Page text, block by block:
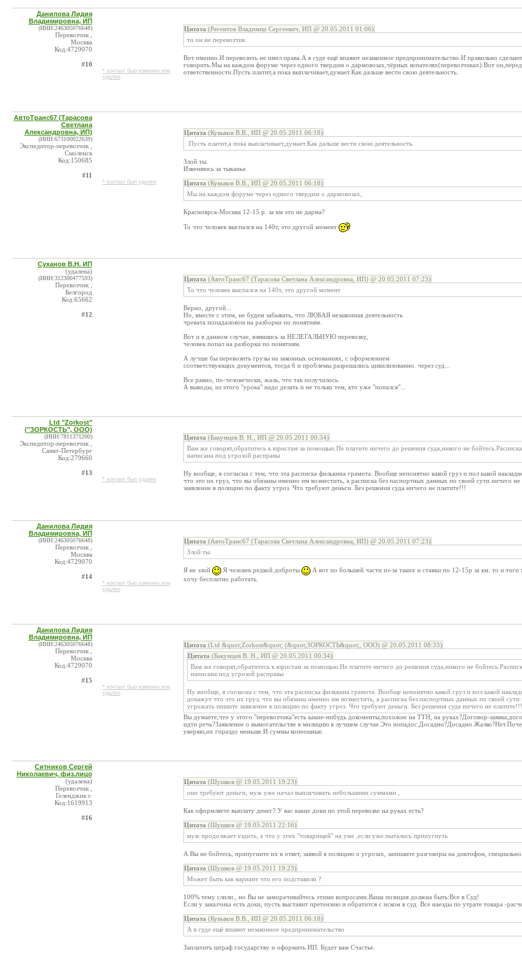
Данилова Лидия
Владимировна, ИП
(ИНН:246305076648)
Перевозчик ,
Москва
Код:4729070
#10
* контакт был изменен или
удален
Цитата (Регентов Владимир Сергеевич, ИП @ 20.05.2011 01:06)
то он не перевозчик
Вот именно.И перевозить не имел права.А в суде ещё впаяют незаконное предпринимательство.И правильно
говорить.Мы на каждом форуме через одного твердим о дармовозах,чёрных копателях(перевозчиках).Вот
ответственности.Пусть платит,а пока выплачивает,думает.Как дальше вести свою деятельность.
АвтоТранс67 (Тарасова
Светлана
Александровна, ИП)
(ИНН:673100022639)
Экспедитор-перевозчик ,
Смоленск
Код:150685
#11
* контакт был удален
Цитата (Кувыков В.В., ИП @ 20.05.2011 06:18)
.Пусть платит,а пока выплачивает,думает.Как дальше вести свою деятельность.
Злой ты.
Извеняюсь за тыканье.
Цитата (Кувыков В.В., ИП @ 20.05.2011 06:18)
Мы на каждом форуме через одного твердим о дармовозах,
Красноярск-Москва 12-15 р. за км это не дарма?
То что человек выспался на 140т, это другой момент
Суханов В.Н. ИП
(удалена)
(ИНН:312300477593)
Перевозчик ,
Белгород
Код:65662
#12
Цитата (АвтоТранс67 (Тарасова Светлана Александровна, ИП) @ 20.05.2011 07:23)
То что человек выспался на 140т, это другой момент
Верно, другой...
Но, вместе с этим, не будем забывать, что ЛЮБАЯ незаконная деятельность
чревата попадаловом на разборки по понятиям.
Вот и в данном случае, взявшись за НЕЛЕГАЛЬНУЮ перевозку,
человек попал на разборки по понятиям.
А лучше бы перевозить грузы на законных основаниях, с оформлением
соответствующих документов, тогда б и проблемы разрешались цивилизованно. через суд...
Все равно, по-человечески, жаль, что так получилось.
А выводы, из этого "урока" надо делать и не только тем, кто уже "попался"...
Ltd "Zorkost"
("ЗОРКОСТЬ", ООО)
(ИНН:7811371200)
Экспедитор-перевозчик ,
Санкт-Петербург
Код:279660
#13
* контакт был удален
Цитата (Бакумцев В. Н., ИП @ 20.05.2011 00:34)
Вам же говорят,обратитесь к юристам за помощью.Не платите ничего до решения суда,никого не
написана под угрозой расправы
Ну вообще, я согласна с тем, что эта расписка филькина грамота. Вообще непонятно какой груз и пол какой
что это их груз, что вы обязаны именно им возместить, а расписка без паспортных данных по своей сути ничего
заявление в полицию по факту угроз. Что требуют деньги. Без решения суда ничего не платите!!!
Данилова Лидия
Владимировна, ИП
(ИНН:246305076648)
Перевозчик ,
Москва
Код:4729070
#14
* контакт был изменен или
удален
Цитата (АвтоТранс67 (Тарасова Светлана Александровна, ИП) @ 20.05.2011 07:23)
Злой ты.
Я не злой Я человек редкой доброты
А вот по большей части из-за таких и ставки по 12-15р за км. то и
хочу бесплатно работать.
Данилова Лидия
Владимировна, ИП
(ИНН:246305076648)
Перевозчик ,
Москва
Код:4729070
#15
* контакт был изменен или
удален
Цитата (Ltd &quot;Zorkost&quot; (&quot;ЗОРКОСТЬ&quot;, ООО) @ 20.05.2011 08:33)
Цитата (Бакумцев В. Н., ИП @ 20.05.2011 00:34)
Вам же говорят,обратитесь к юристам за помощью.Не платите ничего до решения суда,никого не
написана под угрозой расправы
Ну вообще, я согласна с тем, что эта расписка филькина грамота. Вообще непонятно какой груз и пол какой
докажут что это их груз, что вы обязаны именно им возместить, а расписка без паспортных данных по своей
угрожать пишите заявление в полицию по факту угроз. Что требуют деньги. Без решения суда ничего не платите!!!
Вы думаете,что у этого "перевозчика"есть какие-нибудь докоменты,похожие на ТТН, на руках?Договор-
идти речь?Заявление о вымогательстве в милицию в лучшем случае.Это
уверяю,их гораздо меньше.И суммы копеешные.
Ситников Сергей
Николаевич, физ.лицо
(удалена)
Перевозчик ,
Геленджик г.
Код:1619913
#16
Цитата (Шушков @ 19.05.2011 19:23)
они требуют деньги, муж уже начал выплачивать небольшими суммами ,
Как оформляете выплату денег? У вас какие доки по этой перевозке на руках есть?
Цитата (Шушков @ 19.05.2011 22:16)
муж продолжает ездить, а что у этих "товарищей" на уме ,если уже пытались припугнуть
А Вы не бойтесь, припугните их в ответ, заявой в полицию о угрозах, запишите разговоры на диктофон,
Цитата (Шушков @ 19.05.2011 19:23)
Может быть как вариант что его подставили ?
100% тему слили., но Вы не заморачивайтесь этими вопросами.Ваша позиция должна быть:Все в Суд!
Если у заказчика есть доки, пусть выставит претензию и обратится с иском в суд. Все наезды по утрате товара -
Цитата (Кувыков В.В., ИП @ 20.05.2011 06:18)
А в суде ещё впаяют незаконное предпринимательство
Заплатить штраф государству и оформить ИП. Будет вам Счастье.